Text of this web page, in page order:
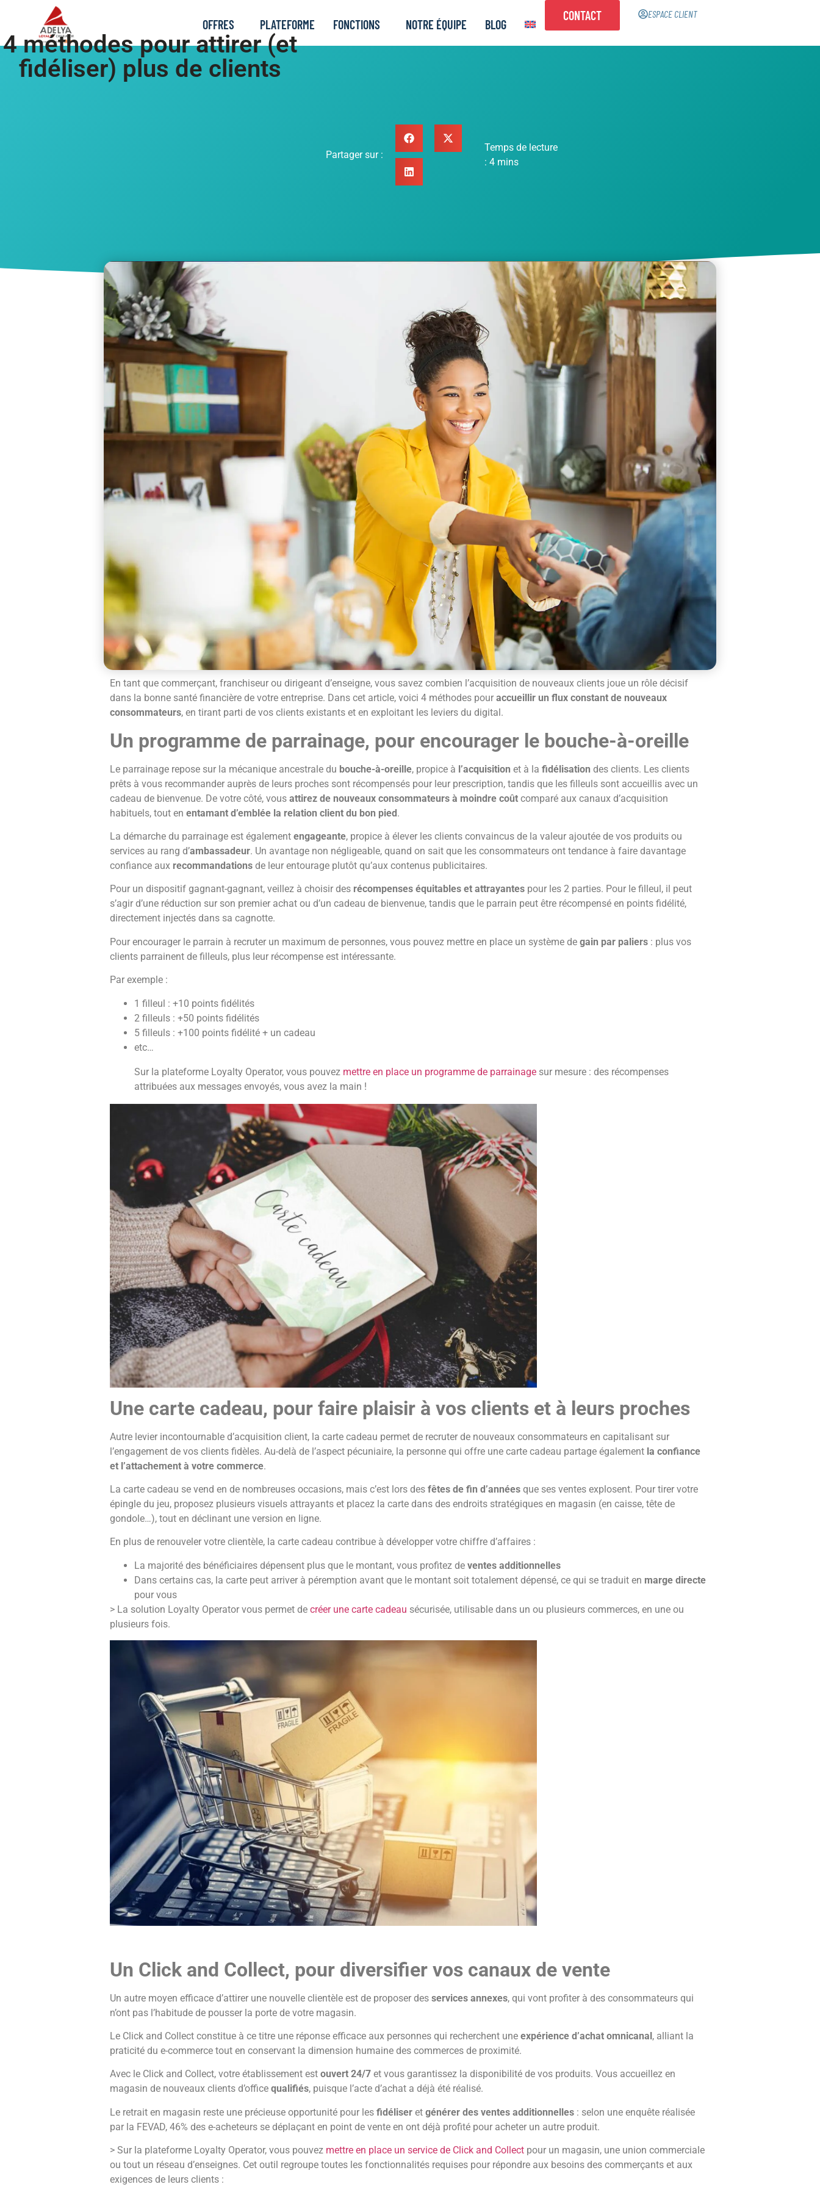
OFFRES PLATEFORME FONCTIONS NOTRE ÉQUIPE BLOG
CONTACT ESPACE CLIENT
4 méthodes pour attirer (et
fidéliser) plus de clients
Partager sur :
Temps de lecture
: 4 mins
En tant que commerçant, franchiseur ou dirigeant d’enseigne, vous savez combien l’acquisition de nouveaux clients joue un rôle décisif
dans la bonne santé financière de votre entreprise. Dans cet article, voici 4 méthodes pour accueillir un flux constant de nouveaux
consommateurs, en tirant parti de vos clients existants et en exploitant les leviers du digital.
Un programme de parrainage, pour encourager le bouche-à-oreille
Le parrainage repose sur la mécanique ancestrale du bouche-à-oreille, propice à l’acquisition et à la fidélisation des clients. Les clients
prêts à vous recommander auprès de leurs proches sont récompensés pour leur prescription, tandis que les filleuls sont accueillis avec un
cadeau de bienvenue. De votre côté, vous attirez de nouveaux consommateurs à moindre coût comparé aux canaux d’acquisition
habituels, tout en entamant d’emblée la relation client du bon pied.
La démarche du parrainage est également engageante, propice à élever les clients convaincus de la valeur ajoutée de vos produits ou
services au rang d’ambassadeur. Un avantage non négligeable, quand on sait que les consommateurs ont tendance à faire davantage
confiance aux recommandations de leur entourage plutôt qu’aux contenus publicitaires.
Pour un dispositif gagnant-gagnant, veillez à choisir des récompenses équitables et attrayantes pour les 2 parties. Pour le filleul, il peut
s’agir d’une réduction sur son premier achat ou d’un cadeau de bienvenue, tandis que le parrain peut être récompensé en points fidélité,
directement injectés dans sa cagnotte.
Pour encourager le parrain à recruter un maximum de personnes, vous pouvez mettre en place un système de gain par paliers : plus vos
clients parrainent de filleuls, plus leur récompense est intéressante.
Par exemple :
1 filleul : +10 points fidélités
2 filleuls : +50 points fidélités
5 filleuls : +100 points fidélité + un cadeau
etc…
Sur la plateforme Loyalty Operator, vous pouvez mettre en place un programme de parrainage sur mesure : des récompenses
attribuées aux messages envoyés, vous avez la main !
Une carte cadeau, pour faire plaisir à vos clients et à leurs proches
Autre levier incontournable d’acquisition client, la carte cadeau permet de recruter de nouveaux consommateurs en capitalisant sur
l’engagement de vos clients fidèles. Au-delà de l’aspect pécuniaire, la personne qui offre une carte cadeau partage également la confiance
et l’attachement à votre commerce.
La carte cadeau se vend en de nombreuses occasions, mais c’est lors des fêtes de fin d’années que ses ventes explosent. Pour tirer votre
épingle du jeu, proposez plusieurs visuels attrayants et placez la carte dans des endroits stratégiques en magasin (en caisse, tête de
gondole…), tout en déclinant une version en ligne.
En plus de renouveler votre clientèle, la carte cadeau contribue à développer votre chiffre d’affaires :
La majorité des bénéficiaires dépensent plus que le montant, vous profitez de ventes additionnelles
Dans certains cas, la carte peut arriver à péremption avant que le montant soit totalement dépensé, ce qui se traduit en marge directe
pour vous
> La solution Loyalty Operator vous permet de créer une carte cadeau sécurisée, utilisable dans un ou plusieurs commerces, en une ou
plusieurs fois.
Un Click and Collect, pour diversifier vos canaux de vente
Un autre moyen efficace d’attirer une nouvelle clientèle est de proposer des services annexes, qui vont profiter à des consommateurs qui
n’ont pas l’habitude de pousser la porte de votre magasin.
Le Click and Collect constitue à ce titre une réponse efficace aux personnes qui recherchent une expérience d’achat omnicanal, alliant la
praticité du e-commerce tout en conservant la dimension humaine des commerces de proximité.
Avec le Click and Collect, votre établissement est ouvert 24/7 et vous garantissez la disponibilité de vos produits. Vous accueillez en
magasin de nouveaux clients d’office qualifiés, puisque l’acte d’achat a déjà été réalisé.
Le retrait en magasin reste une précieuse opportunité pour les fidéliser et générer des ventes additionnelles : selon une enquête réalisée
par la FEVAD, 46% des e-acheteurs se déplaçant en point de vente en ont déjà profité pour acheter un autre produit.
> Sur la plateforme Loyalty Operator, vous pouvez mettre en place un service de Click and Collect pour un magasin, une union commerciale
ou tout un réseau d’enseignes. Cet outil regroupe toutes les fonctionnalités requises pour répondre aux besoins des commerçants et aux
exigences de leurs clients :